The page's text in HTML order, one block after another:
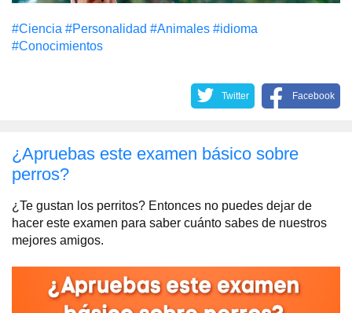
#Сiencia #Personalidad #Animales #idioma
#Conocimientos
Twitter Facebook
¿Apruebas este examen básico sobre
perros?
¿Te gustan los perritos? Entonces no puedes dejar de
hacer este examen para saber cuánto sabes de nuestros
mejores amigos.